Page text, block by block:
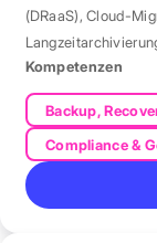
(DRaaS),Cloud-
Kompetenzen
Backup,
Compliance &